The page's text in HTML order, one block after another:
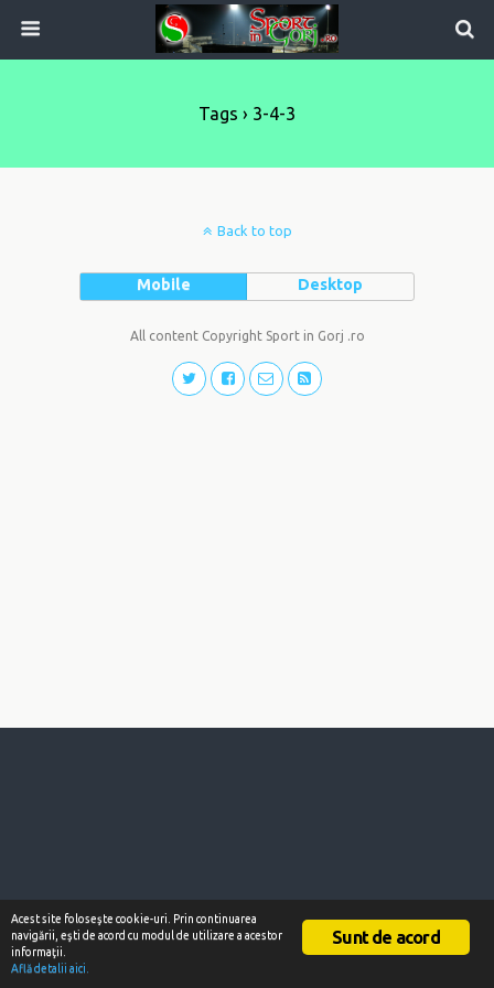
Tags › 3-4-3
Back to top
Mobile Desktop
All content Copyright Sport in Gorj .ro
Sunt de acord
Acest site foloseşte cookie-uri. Prin continuarea
navigării, eşti de acord cu modul de utilizare a acestor
informaţii.
Află detalii aici.